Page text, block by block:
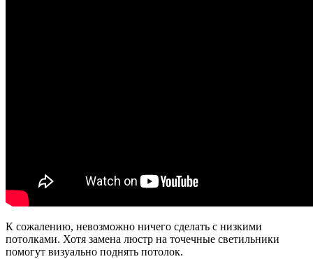
К сожалению, невозможно ничего сделать с низкими
потолками. Хотя замена люстр на точечные светильники
помогут визуально поднять потолок.